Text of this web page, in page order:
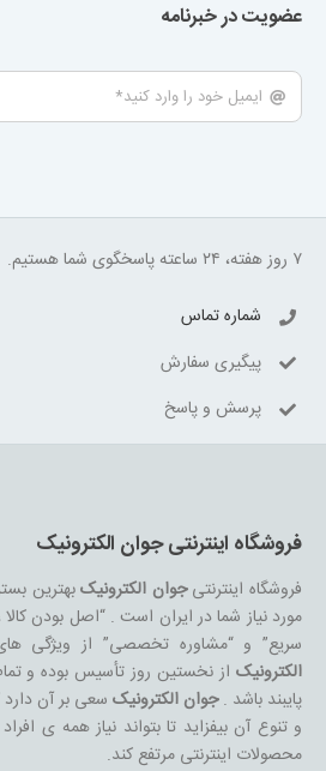
عضویت در خبرنامه
۷ روز هفته، ۲۴ ساعته پاسخگوی شما هستیم.
شماره تماس
پیگیری سفارش
پرسش و پاسخ
فروشگاه اینترنتی جوان الکترونیک
فروشگاه اینترنتیجوان الکترونیکبهترین
مورد نیاز شما در ایران است . “اصل بودن کالا
سریع” و “مشاوره تخصصی” از ویژگی
الکترونیکاز نخستین روز تأسیس بوده و
پایبند باشد .جوان الکترونیکسعی بر آن دارد
و تنوع آن بیفزاید تا بتواند نیاز همه ی
محصولات اینترنتی مرتفع کند.